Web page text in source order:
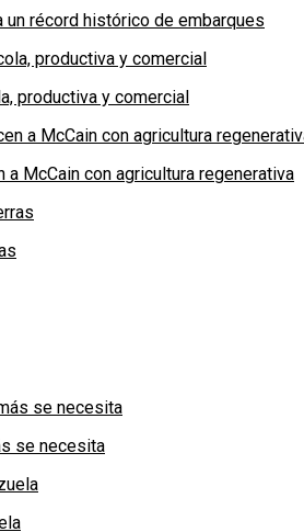
récord histórico de embarques
productiva y comercial
McCain con agricultura regenerativa
se necesita